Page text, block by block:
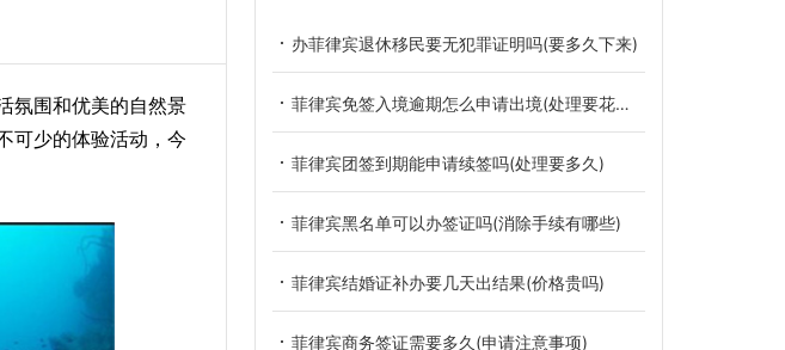
氛围和优美的自然景
可少的体验活动，今
办菲律宾退休移民要无犯罪证明吗(要多久下来)
菲律宾免签入境逾期怎么申请出境(处理要花多少钱)
菲律宾团签到期能申请续签吗(处理要多久)
菲律宾黑名单可以办签证吗(消除手续有哪些)
菲律宾结婚证补办要几天出结果(价格贵吗)
菲律宾商务签证需要多久(申请注意事项)